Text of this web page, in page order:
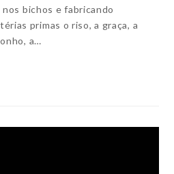
bichos e fabricando
primas o riso, a graça, a
a…